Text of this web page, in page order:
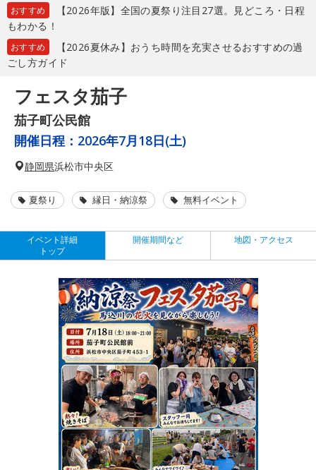
おすすめ
【2026年版】全国の夏祭り注目27選。見どころ・日程
もわかる！
おすすめ
【2026夏休み】おうち時間を充実させるおすすめの過
ごし方ガイド
フェスタ茄子
茄子町公民館
開催日程： 2026年7月18日(土)
静岡県浜松市中央区
夏祭り 縁日・納涼祭 無料イベント
イベント詳細
トップ
開催期間など 地図・アクセス